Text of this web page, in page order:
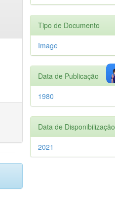
Tipo de Documento
Image
Data de Publicação
1980
Data de Disponibilização
2021